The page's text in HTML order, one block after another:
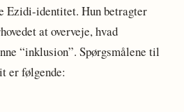
Ezidi-identitet. Hun betragter
at overveje, hvad
“inklusion”. Spørgsmålene til
er følgende: